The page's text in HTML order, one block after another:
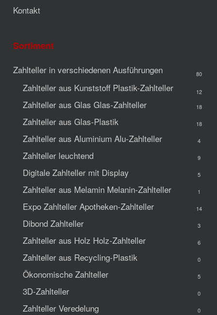
Kontakt
Sortiment
Zahlteller in verschiedenen Ausführungen 80
Zahlteller aus Kunststoff Plastik-Zahlteller 12
Zahlteller aus Glas Glas-Zahlteller 18
Zahlteller aus Glas-Plastik 18
Zahlteller aus Aluminium Alu-Zahlteller 4
Zahlteller leuchtend 9
Digitale Zahlteller mit Display 5
Zahlteller aus Melamin Melanin-Zahlteller 1
Expo Zahlteller Apotheken-Zahlteller 14
Dibond Zahlteller 3
Zahlteller aus Holz Holz-Zahlteller 6
Zahlteller aus Recycling-Plastik 0
Ökonomische Zahlteller 5
3D-Zahlteller 0
Zahlteller Veredelung 0